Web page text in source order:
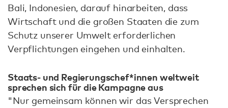
Bali, Indonesien, darauf hinarbeiten, dass
Wirtschaft und die großen Staaten die zum
Schutz unserer Umwelt erforderlichen
Verpflichtungen eingehen und einhalten.
Staats- und Regierungschef*innen weltweit
sprechen sich für die Kampagne aus
"Nur gemeinsam können wir das Versprechen